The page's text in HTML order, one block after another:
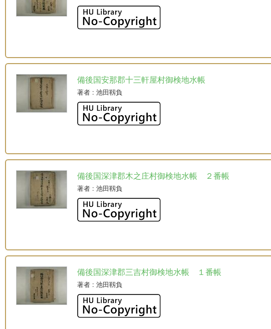
備後国安那郡十三軒屋村御検地水帳
著者: 池田靱負
備後国深津郡木之庄村御検地水帳 ２番帳
著者: 池田靱負
備後国深津郡三吉村御検地水帳 １番帳
著者: 池田靱負